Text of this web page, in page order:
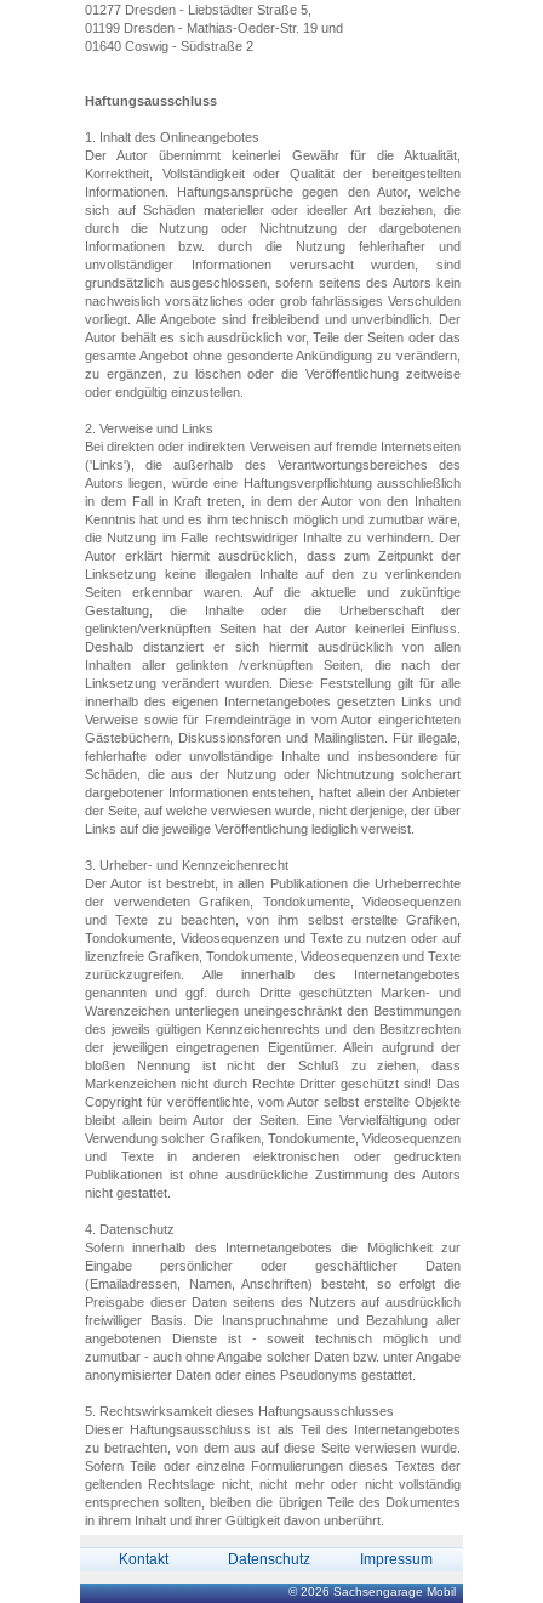
01277 Dresden - Liebstädter Straße 5,
01199 Dresden - Mathias-Oeder-Str. 19 und
01640 Coswig - Südstraße 2
Haftungsausschluss
1. Inhalt des Onlineangebotes
Der Autor übernimmt keinerlei Gewähr für die Aktualität,
Korrektheit, Vollständigkeit oder Qualität der bereitgestellten
Informationen. Haftungsansprüche gegen den Autor, welche
sich auf Schäden materieller oder ideeller Art beziehen, die
durch die Nutzung oder Nichtnutzung der dargebotenen
Informationen bzw. durch die Nutzung fehlerhafter und
unvollständiger Informationen verursacht wurden, sind
grundsätzlich ausgeschlossen, sofern seitens des Autors kein
nachweislich vorsätzliches oder grob fahrlässiges Verschulden
vorliegt. Alle Angebote sind freibleibend und unverbindlich. Der
Autor behält es sich ausdrücklich vor, Teile der Seiten oder das
gesamte Angebot ohne gesonderte Ankündigung zu verändern,
zu ergänzen, zu löschen oder die Veröffentlichung zeitweise
oder endgültig einzustellen.
2. Verweise und Links
Bei direkten oder indirekten Verweisen auf fremde Internetseiten
('Links'), die außerhalb des Verantwortungsbereiches des
Autors liegen, würde eine Haftungsverpflichtung ausschließlich
in dem Fall in Kraft treten, in dem der Autor von den Inhalten
Kenntnis hat und es ihm technisch möglich und zumutbar wäre,
die Nutzung im Falle rechtswidriger Inhalte zu verhindern. Der
Autor erklärt hiermit ausdrücklich, dass zum Zeitpunkt der
Linksetzung keine illegalen Inhalte auf den zu verlinkenden
Seiten erkennbar waren. Auf die aktuelle und zukünftige
Gestaltung, die Inhalte oder die Urheberschaft der
gelinkten/verknüpften Seiten hat der Autor keinerlei Einfluss.
Deshalb distanziert er sich hiermit ausdrücklich von allen
Inhalten aller gelinkten /verknüpften Seiten, die nach der
Linksetzung verändert wurden. Diese Feststellung gilt für alle
innerhalb des eigenen Internetangebotes gesetzten Links und
Verweise sowie für Fremdeinträge in vom Autor eingerichteten
Gästebüchern, Diskussionsforen und Mailinglisten. Für illegale,
fehlerhafte oder unvollständige Inhalte und insbesondere für
Schäden, die aus der Nutzung oder Nichtnutzung solcherart
dargebotener Informationen entstehen, haftet allein der Anbieter
der Seite, auf welche verwiesen wurde, nicht derjenige, der über
Links auf die jeweilige Veröffentlichung lediglich verweist.
3. Urheber- und Kennzeichenrecht
Der Autor ist bestrebt, in allen Publikationen die Urheberrechte
der verwendeten Grafiken, Tondokumente, Videosequenzen
und Texte zu beachten, von ihm selbst erstellte Grafiken,
Tondokumente, Videosequenzen und Texte zu nutzen oder auf
lizenzfreie Grafiken, Tondokumente, Videosequenzen und Texte
zurückzugreifen. Alle innerhalb des Internetangebotes
genannten und ggf. durch Dritte geschützten Marken- und
Warenzeichen unterliegen uneingeschränkt den Bestimmungen
des jeweils gültigen Kennzeichenrechts und den Besitzrechten
der jeweiligen eingetragenen Eigentümer. Allein aufgrund der
bloßen Nennung ist nicht der Schluß zu ziehen, dass
Markenzeichen nicht durch Rechte Dritter geschützt sind! Das
Copyright für veröffentlichte, vom Autor selbst erstellte Objekte
bleibt allein beim Autor der Seiten. Eine Vervielfältigung oder
Verwendung solcher Grafiken, Tondokumente, Videosequenzen
und Texte in anderen elektronischen oder gedruckten
Publikationen ist ohne ausdrückliche Zustimmung des Autors
nicht gestattet.
4. Datenschutz
Sofern innerhalb des Internetangebotes die Möglichkeit zur
Eingabe persönlicher oder geschäftlicher Daten
(Emailadressen, Namen, Anschriften) besteht, so erfolgt die
Preisgabe dieser Daten seitens des Nutzers auf ausdrücklich
freiwilliger Basis. Die Inanspruchnahme und Bezahlung aller
angebotenen Dienste ist - soweit technisch möglich und
zumutbar - auch ohne Angabe solcher Daten bzw. unter Angabe
anonymisierter Daten oder eines Pseudonyms gestattet.
5. Rechtswirksamkeit dieses Haftungsausschlusses
Dieser Haftungsausschluss ist als Teil des Internetangebotes
zu betrachten, von dem aus auf diese Seite verwiesen wurde.
Sofern Teile oder einzelne Formulierungen dieses Textes der
geltenden Rechtslage nicht, nicht mehr oder nicht vollständig
entsprechen sollten, bleiben die übrigen Teile des Dokumentes
in ihrem Inhalt und ihrer Gültigkeit davon unberührt.
Kontakt Datenschutz Impressum
© 2026 Sachsengarage Mobil